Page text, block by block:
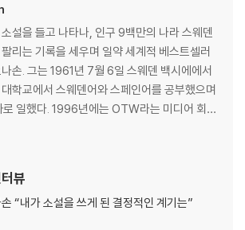
지만, 열린책들은 독자의 상당수를 차지하게 될
무게 때문에 힘들지 않아야 하고 책의 휴대가 거
고려하였다. 아무리 큰글자판이라고 해도 열린책
는 디자인적 만족감이 생략되어선 안 된다는 점 역
다. 열린책들은 앞으로도 약시자 및 노년층을 위
두 제공하는 큰글자판을 꾸준히 발행해 나갈 계획
년의 세월을 코믹하고도 유쾌하게 그린 작품이
주요 장면마다 본의 아니게 끼어들어 역사의 흐름
설을 들고 나타나, 인구 9백만의 나라 스웨덴
리는 기록을 세우며 일약 세계적 베스트셀러
손. 그는 1961년 7월 6일 스웨덴 백시에에서
학교에서 스웨덴어와 스페인어를 공부했으며
로 일했다. 1996년에는 OTW라는 미디어 회사
이르는 성공적 기업으로 성장시켰다. 고질적
하던 그는 돌연 회사를 매각하고 20여 년간 일
이주한 뒤
뷰
“내가 소설을 쓰게 된 결정적인 계기는”